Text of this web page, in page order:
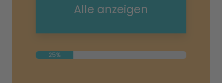
Alle anzeigen
25%